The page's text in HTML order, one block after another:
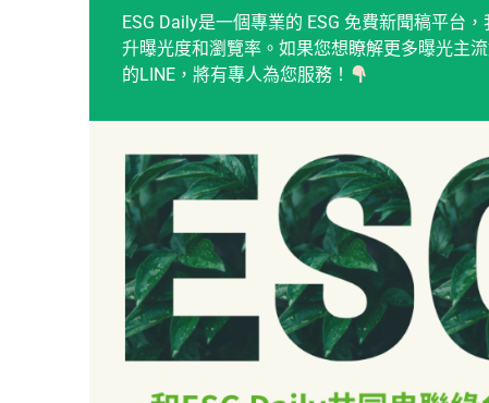
ESG Daily是一個專業的 ESG 免費新聞稿平台
升曝光度和瀏覽率。如果您想瞭解更多曝光主
的LINE，將有專人為您服務！